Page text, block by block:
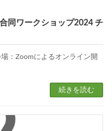
同ワークショップ2024 チ
：Zoomによるオンライン開
続きを読む